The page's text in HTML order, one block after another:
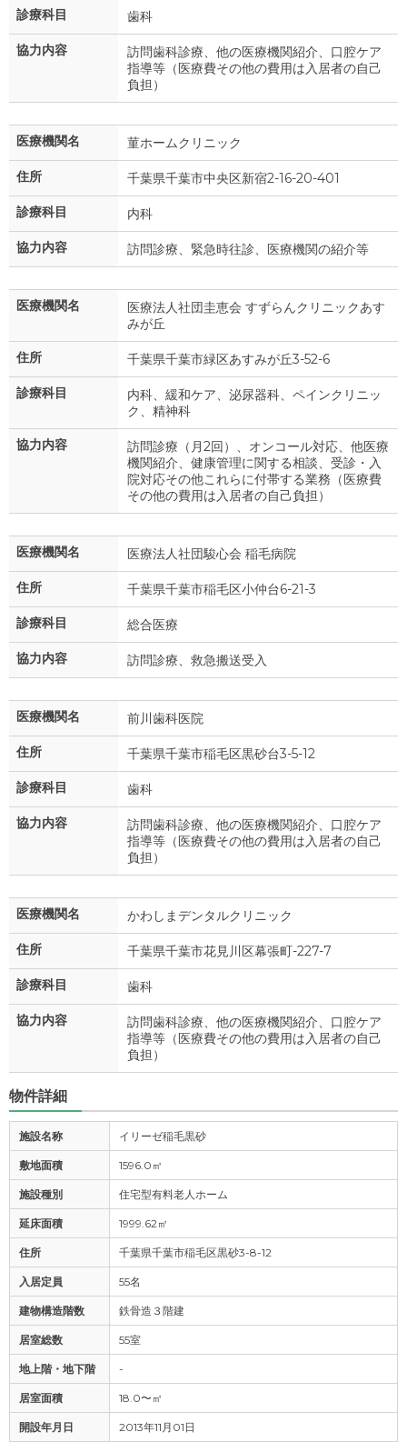
診療科目 歯科
協力内容
訪問歯科診療、他の医療機関紹介、口腔ケア
指導等（医療費その他の費用は入居者の自己
負担）
医療機関名 菫ホームクリニック
住所 千葉県千葉市中央区新宿2-16-20-401
診療科目 内科
協力内容 訪問診療、緊急時往診、医療機関の紹介等
医療機関名
医療法人社団圭恵会 すずらんクリニックあす
みが丘
住所 千葉県千葉市緑区あすみが丘3-52-6
診療科目
内科、緩和ケア、泌尿器科、ペインクリニッ
ク、精神科
協力内容
訪問診療（月2回）、オンコール対応、他医療
機関紹介、健康管理に関する相談、受診・入
院対応その他これらに付帯する業務（医療費
その他の費用は入居者の自己負担）
医療機関名 医療法人社団駿心会 稲毛病院
住所 千葉県千葉市稲毛区小仲台6-21-3
診療科目 総合医療
協力内容 訪問診療、救急搬送受入
医療機関名 前川歯科医院
住所 千葉県千葉市稲毛区黒砂台3-5-12
診療科目 歯科
協力内容
訪問歯科診療、他の医療機関紹介、口腔ケア
指導等（医療費その他の費用は入居者の自己
負担）
医療機関名 かわしまデンタルクリニック
住所 千葉県千葉市花見川区幕張町-227-7
診療科目 歯科
協力内容
訪問歯科診療、他の医療機関紹介、口腔ケア
指導等（医療費その他の費用は入居者の自己
負担）
物件詳細
施設名称 イリーゼ稲毛黒砂
敷地面積 1596.0㎡
施設種別 住宅型有料老人ホーム
延床面積 1999.62㎡
住所 千葉県千葉市稲毛区黒砂3-8-12
入居定員 55名
建物構造階数 鉄骨造３階建
居室総数 55室
地上階・地下階 -
居室面積 18.0〜㎡
開設年月日 2013年11月01日